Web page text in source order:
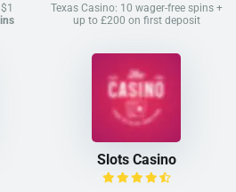
Texas Casino: 10 wager-free spins +
up to £200 on first deposit
Slots Casino